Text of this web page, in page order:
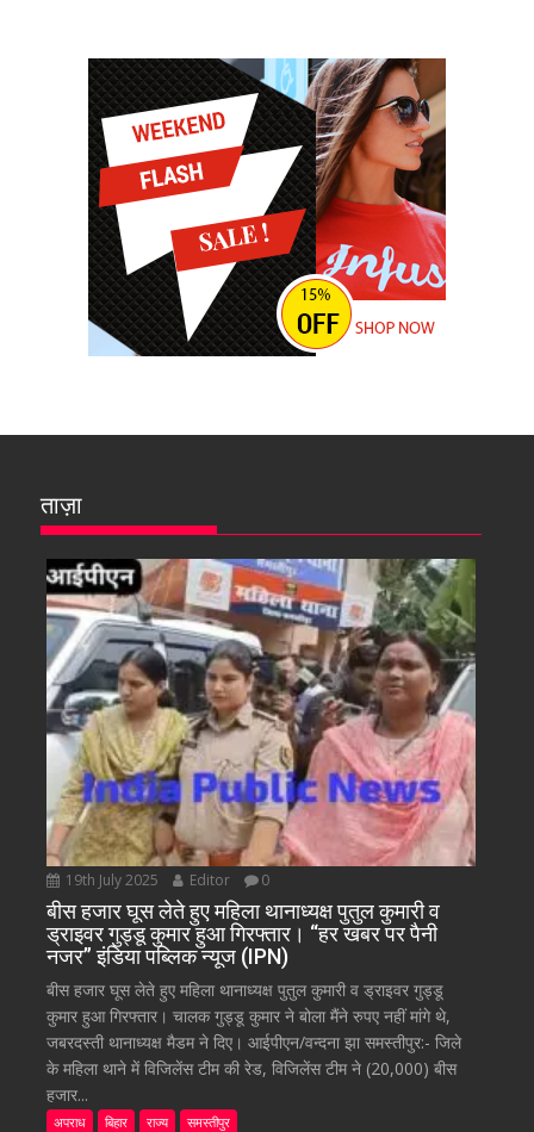
ताज़ा
19th July 2025 Editor 0
बीस हजार घूस लेते हुए महिला थानाध्यक्ष पुतुल कुमारी व
ड्राइवर गुड्डू कुमार हुआ गिरफ्तार। “हर खबर पर पैनी
नजर” इंडिया पब्लिक न्यूज (IPN)
बीस हजार घूस लेते हुए महिला थानाध्यक्ष पुतुल कुमारी व ड्राइवर गुड्डू
कुमार हुआ गिरफ्तार। चालक गुड्डू कुमार ने बोला मैंने रुपए नहीं मांगे थे,
जबरदस्ती थानाध्यक्ष मैडम ने दिए। आईपीएन/वन्दना झा समस्तीपुर:- जिले
के महिला थाने में विजिलेंस टीम की रेड, विजिलेंस टीम ने (20,000) बीस
हजार...
अपराध बिहार राज्य समस्तीपुर